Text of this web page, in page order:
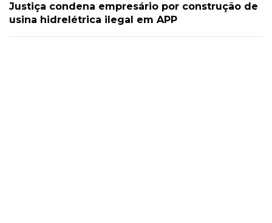
Justiça condena empresário por construção de
usina hidrelétrica ilegal em APP